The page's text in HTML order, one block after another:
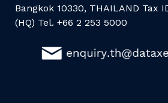
Bangkok 10330, THAILAND Tax
(HQ) Tel. +66 2 253 5000